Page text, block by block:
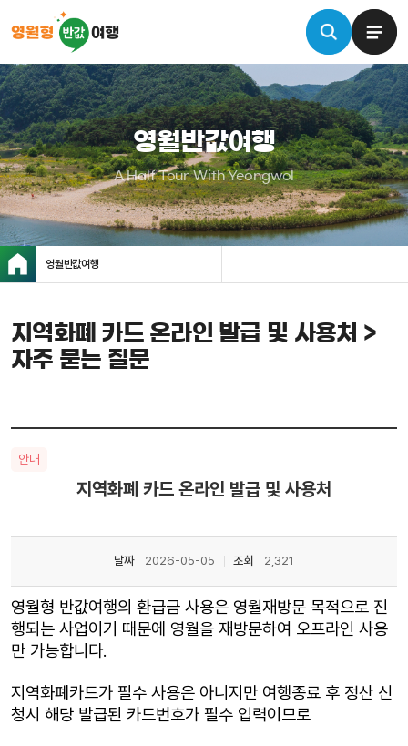
영월반값여행
A Half Tour With Yeongwol
영월반값여행
지역화폐 카드 온라인 발급 및 사용처 >
자주 묻는 질문
안내
지역화폐 카드 온라인 발급 및 사용처
날짜 2026-05-05 조회 2,321
영월형 반값여행의 환급금 사용은 영월재방문 목적으로 진
행되는 사업이기 때문에 영월을 재방문하여 오프라인 사용
만 가능합니다.
지역화폐카드가 필수 사용은 아니지만 여행종료 후 정산 신
청시 해당 발급된 카드번호가 필수 입력이므로